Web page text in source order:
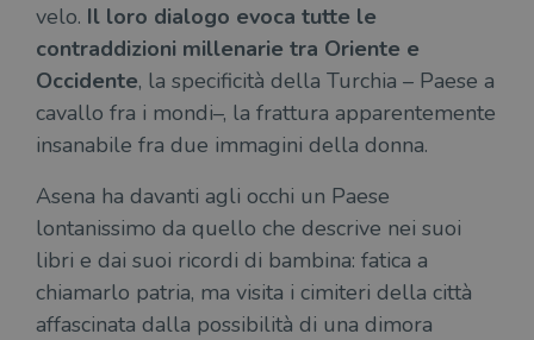
velo. Il loro dialogo evoca tutte le
contraddizioni millenarie tra Oriente e
Occidente, la specificità della Turchia – Paese a
cavallo fra i mondi–, la frattura apparentemente
insanabile fra due immagini della donna.
Asena ha davanti agli occhi un Paese
lontanissimo da quello che descrive nei suoi
libri e dai suoi ricordi di bambina: fatica a
chiamarlo patria, ma visita i cimiteri della città
affascinata dalla possibilità di una dimora